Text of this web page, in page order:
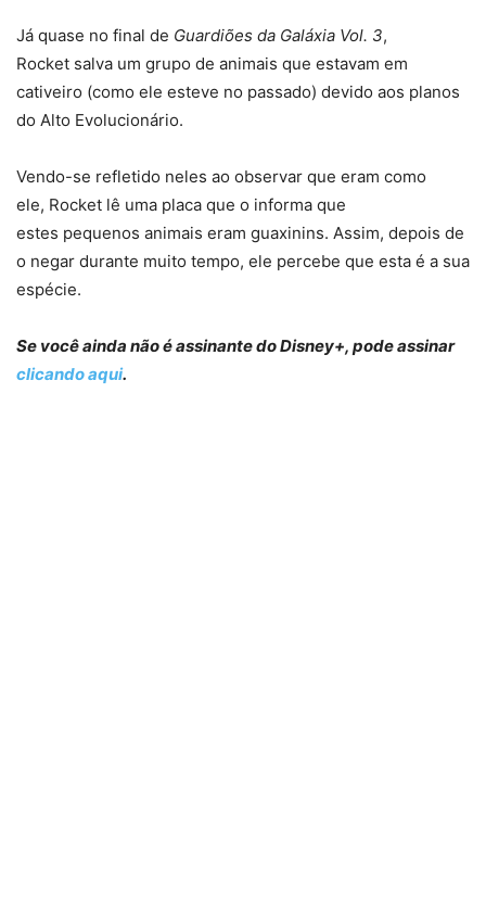
Já quase no final de Guardiões da Galáxia Vol. 3,
Rocket salva um grupo de animais que estavam em
cativeiro (como ele esteve no passado) devido aos planos
do Alto Evolucionário.
Vendo-se refletido neles ao observar que eram como
ele, Rocket lê uma placa que o informa que
estes pequenos animais eram guaxinins. Assim, depois de
o negar durante muito tempo, ele percebe que esta é a sua
espécie.
Se você ainda não é assinante do Disney+, pode assinar
clicando aqui.